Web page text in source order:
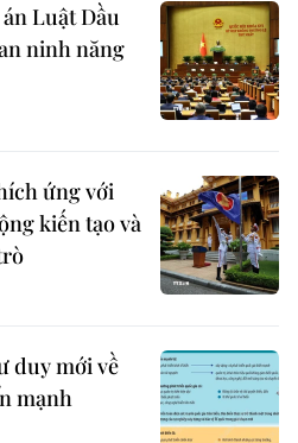
Luật Dầu
ninh năng
ứng với
kiến tạo và
duy mới về
mạnh